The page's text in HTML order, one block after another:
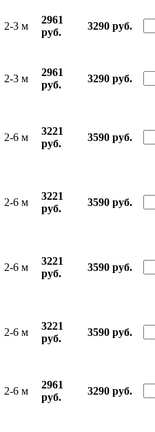
2-3 м
2961
руб.
3290 руб.
2-3 м
2961
руб.
3290 руб.
2-6 м
3221
руб.
3590 руб.
2-6 м
3221
руб.
3590 руб.
2-6 м
3221
руб.
3590 руб.
2-6 м
3221
руб.
3590 руб.
2-6 м
2961
руб.
3290 руб.